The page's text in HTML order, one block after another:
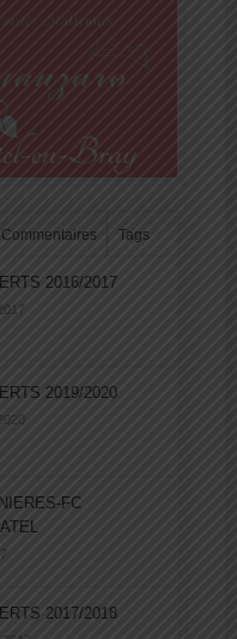
Commentaires Tags
2016/2017
2019/2020
FC
2017/2018